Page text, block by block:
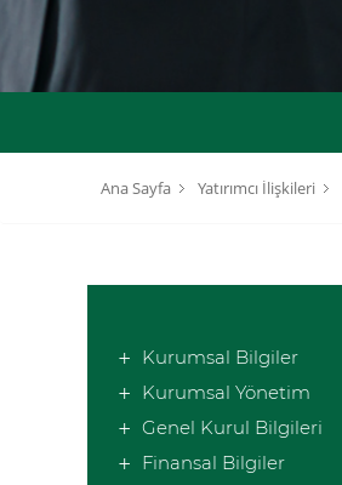
Ana Sayfa Yatırımcı İlişkileri
Kurumsal Bilgiler
Kurumsal Yönetim
Genel Kurul Bilgileri
Finansal Bilgiler